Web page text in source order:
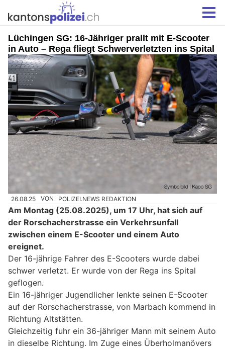
Lüchingen SG: 16-Jähriger prallt mit E-Scooter
in Auto – Rega fliegt Schwerverletzten ins Spital
26.08.25 VON POLIZEI.NEWS REDAKTION
Am Montag (25.08.2025), um 17 Uhr, hat sich auf
der Rorschacherstrasse ein Verkehrsunfall
zwischen einem E-Scooter und einem Auto
ereignet.
Der 16-jährige Fahrer des E-Scooters wurde dabei
schwer verletzt. Er wurde von der Rega ins Spital
geflogen.
Ein 16-jähriger Jugendlicher lenkte seinen E-Scooter
auf der Rorschacherstrasse, von Marbach kommend in
Richtung Altstätten.
Gleichzeitig fuhr ein 36-jähriger Mann mit seinem Auto
in dieselbe Richtung. Im Zuge eines Überholmanövers